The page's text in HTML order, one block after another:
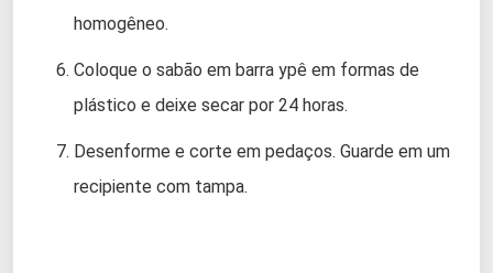
homogêneo.
Coloque o sabão em barra ypê em formas de
plástico e deixe secar por 24 horas.
Desenforme e corte em pedaços. Guarde em um
recipiente com tampa.